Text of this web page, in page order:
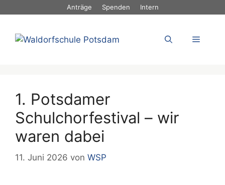
Anträge Spenden Intern
Menü
1. Potsdamer
Schulchorfestival – wir
waren dabei
11. Juni 2026 von WSP